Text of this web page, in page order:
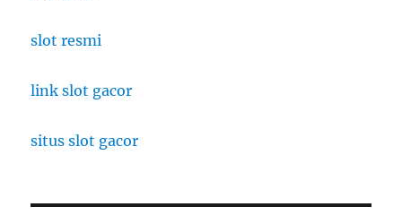
slot resmi
link slot gacor
situs slot gacor